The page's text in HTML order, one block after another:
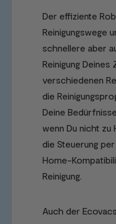
Der effiziente
Reinigungswege
schnellere aber
Reinigung Deines
verschiedenen
die
Deine
wenn Du nicht zu
die Steuerung
Home-
Reinigung.
Auch der